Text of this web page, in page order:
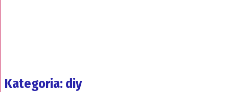
Kategoria: diy